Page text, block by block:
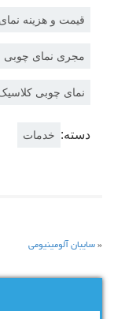
قیمت و هزینه
مجری نمای چوبی
نمای چوبی
دسته: خدمات
« سایبان آلومینیومی